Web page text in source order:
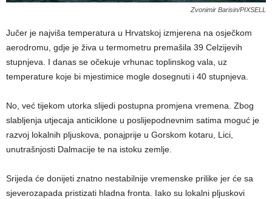
Zvonimir Barisin/PIXSELL
Jučer je najviša temperatura u Hrvatskoj izmjerena na osječkom
aerodromu, gdje je živa u termometru premašila 39 Celzijevih
stupnjeva. I danas se očekuje vrhunac toplinskog vala, uz
temperature koje bi mjestimice mogle dosegnuti i 40 stupnjeva.
No, već tijekom utorka slijedi postupna promjena vremena. Zbog
slabljenja utjecaja anticiklone u poslijepodnevnim satima moguć je
razvoj lokalnih pljuskova, ponajprije u Gorskom kotaru, Lici,
unutrašnjosti Dalmacije te na istoku zemlje.
Srijeda će donijeti znatno nestabilnije vremenske prilike jer će sa
sjeverozapada pristizati hladna fronta. Iako su lokalni pljuskovi